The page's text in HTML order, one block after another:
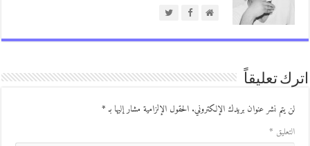
تعليقاً
يتم نشر عنوان بريدك الإلكتروني.الحقول الإلزامية مشار إليها بـ*
*